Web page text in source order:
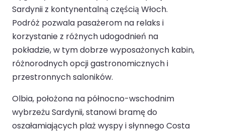
Sardynii z kontynentalną częścią Włoch.
Podróż pozwala pasażerom na relaks i
korzystanie z różnych udogodnień na
pokładzie, w tym dobrze wyposażonych kabin,
różnorodnych opcji gastronomicznych i
przestronnych saloników.
Olbia, położona na północno-wschodnim
wybrzeżu Sardynii, stanowi bramę do
oszałamiających plaż wyspy i słynnego Costa